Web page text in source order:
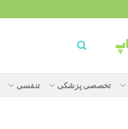
تخصصی پزشکی تنفسی